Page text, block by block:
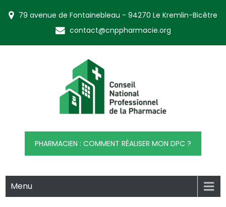
79 avenue de Fontainebleau - 94270 Le Kremlin-Bicêtre
contact@cnppharmacie.org
CNP Pharmacie
PHARMACIEN : COMMENT RÉALISER MON DPC ?
Menu